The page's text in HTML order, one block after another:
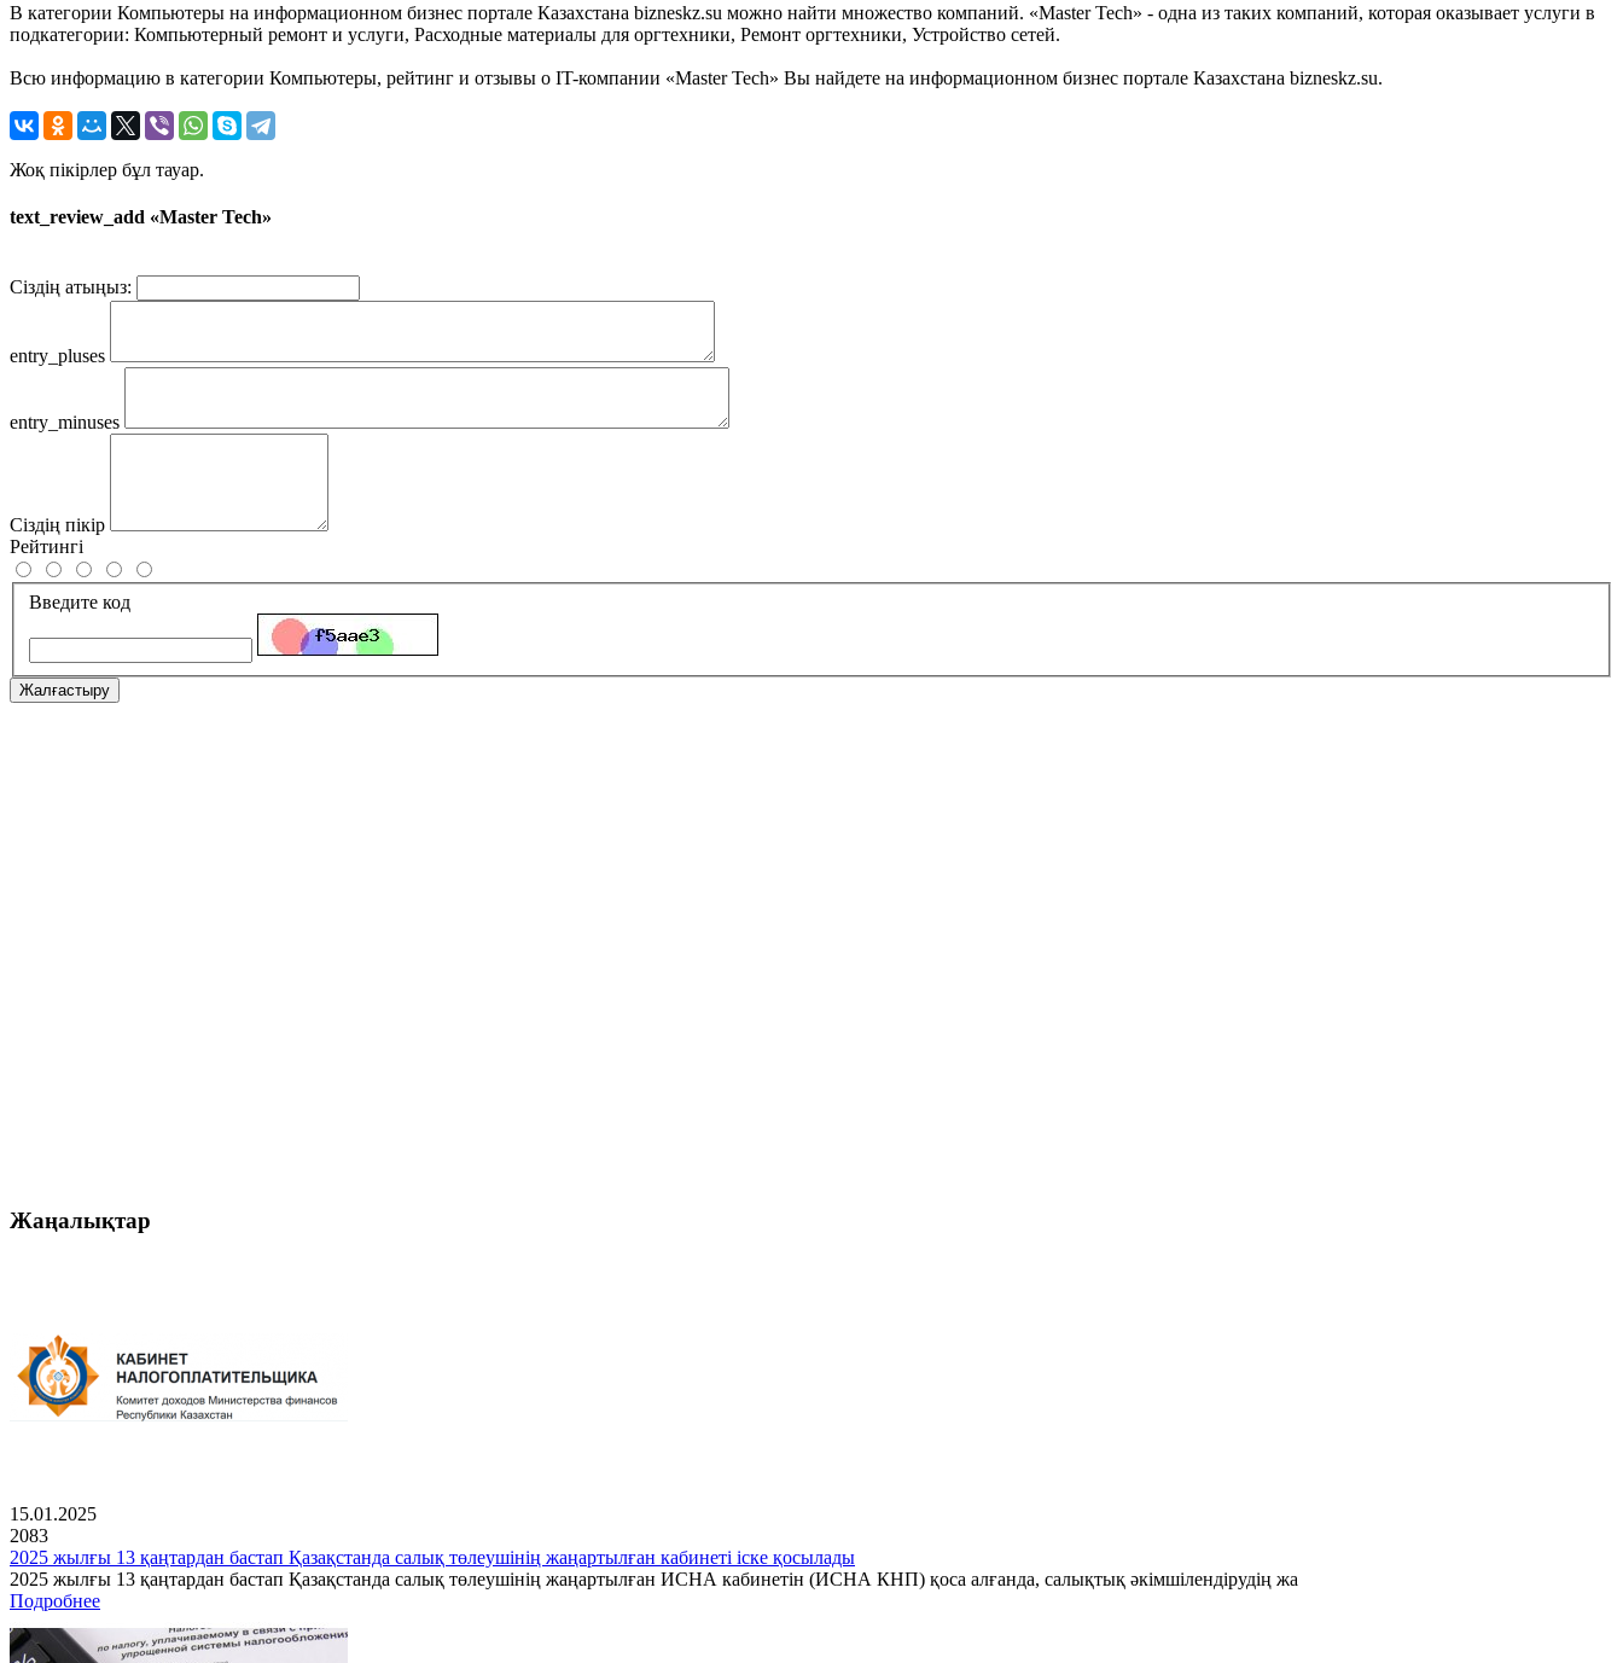
В категории Компьютеры на информационном бизнес портале Казахстана bizneskz.su можно найти множество компаний. «Master Tech» - одна из таких компаний, которая оказывает услуги в
подкатегории: Компьютерный ремонт и услуги, Расходные материалы для оргтехники, Ремонт оргтехники, Устройство сетей.
Всю информацию в категории Компьютеры, рейтинг и отзывы о IT-компании «Master Tech» Вы найдете на информационном бизнес портале Казахстана bizneskz.su.
Жоқ пікірлер бұл тауар.
text_review_add «Master Tech»
Сіздің атыңыз:
entry_pluses
entry_minuses
Сіздің пікір
Рейтингі
Введите код
Жалғастыру
Жаңалықтар
15.01.2025
2083
2025 жылғы 13 қаңтардан бастап Қазақстанда салық төлеушінің жаңартылған кабинеті іске қосылады
2025 жылғы 13 қаңтардан бастап Қазақстанда салық төлеушінің жаңартылған ИСНА кабинетін (ИСНА КНП) қоса алғанда, салықтық әкімшілендірудің жа
Подробнее